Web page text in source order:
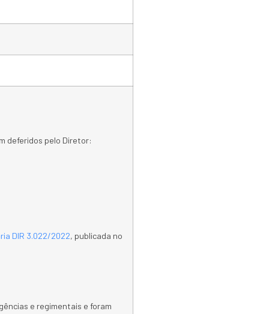
deferidos pelo Diretor:
DIR 3.022/2022, publicada no
e regimentais e foram